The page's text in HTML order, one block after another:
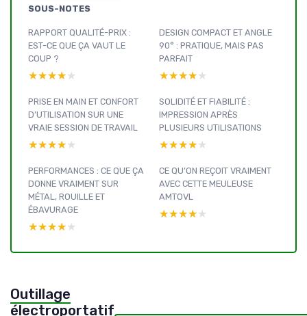
SOUS-NOTES
RAPPORT QUALITÉ-PRIX :
EST-CE QUE ÇA VAUT LE
COUP ?
★★★★★
★★★★★
DESIGN COMPACT ET ANGLE
90° : PRATIQUE, MAIS PAS
PARFAIT
★★★★★
★★★★★
PRISE EN MAIN ET CONFORT
D’UTILISATION SUR UNE
VRAIE SESSION DE TRAVAIL
★★★★★
★★★★★
SOLIDITÉ ET FIABILITÉ :
IMPRESSION APRÈS
PLUSIEURS UTILISATIONS
★★★★★
★★★★★
PERFORMANCES : CE QUE ÇA
DONNE VRAIMENT SUR
MÉTAL, ROUILLE ET
ÉBAVURAGE
★★★★★
★★★★★
CE QU’ON REÇOIT VRAIMENT
AVEC CETTE MEULEUSE
AMTOVL
★★★★★
★★★★★
Outillage
électroportatif